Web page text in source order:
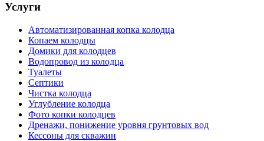
Услуги
Автоматизированная копка колодца
Копаем колодцы
Домики для колодцев
Водопровод из колодца
Туалеты
Септики
Чистка колодца
Углубление колодца
Фото копки колодцев
Дренажи, понижение уровня грунтовых вод
Кессоны для скважин